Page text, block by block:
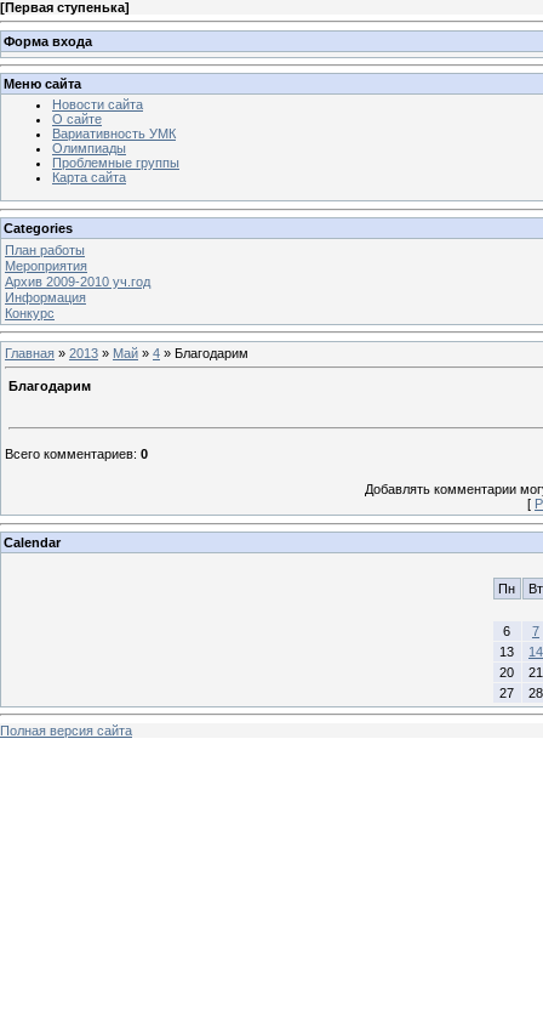
[Первая ступенька]
Форма входа
Меню сайта
Новости сайта
О сайте
Вариативность УМК
Олимпиады
Проблемные группы
Карта сайта
Categories
План работы
Мероприятия
Архив 2009-2010 уч.год
Информация
Конкурс
Главная » 2013 » Май » 4 » Благодарим
Благодарим
Всего комментариев: 0
Добавлять комментарии
[
Calendar
Пн Вт
6
7
13
14
20
21
27
28
Полная версия сайта